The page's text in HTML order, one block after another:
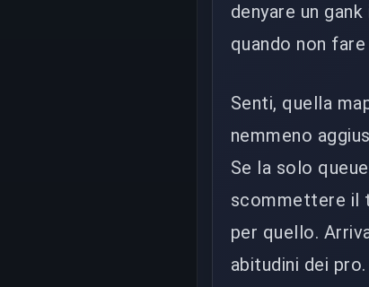
denyare un
quando non
Senti, quella
nemmeno
Se la solo
scommettere il
per quello.
abitudini dei pro.